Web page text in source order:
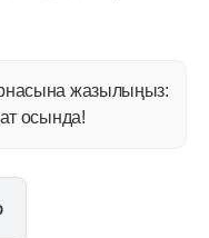
жазылыңыз:
осында!